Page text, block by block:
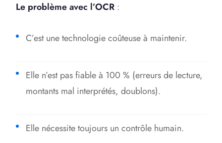
Le problème avec l’OCR :
C’est une technologie coûteuse à maintenir.
Elle n’est pas fiable à 100 % (erreurs de lecture,
montants mal interprétés, doublons).
Elle nécessite toujours un contrôle humain.